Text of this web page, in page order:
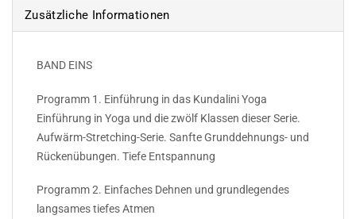
Zusätzliche Informationen
BAND EINS
Programm 1. Einführung in das Kundalini Yoga
Einführung in Yoga und die zwölf Klassen dieser Serie.
Aufwärm-Stretching-Serie. Sanfte Grunddehnungs- und
Rückenübungen. Tiefe Entspannung
Programm 2. Einfaches Dehnen und grundlegendes
langsames tiefes Atmen